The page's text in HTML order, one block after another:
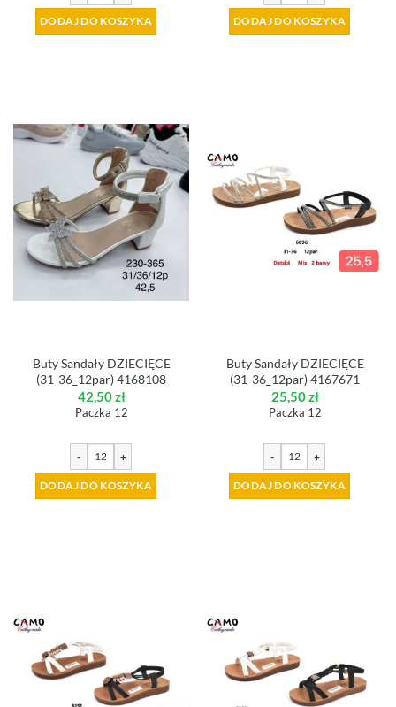
DODAJ DO KOSZYKA DODAJ DO KOSZYKA
Buty Sandały DZIECIĘCE
(31-36_12par) 4168108
42,50zł
Paczka 12
- +
DODAJ DO KOSZYKA
Buty Sandały DZIECIĘCE
(31-36_12par) 4167671
25,50zł
Paczka 12
- +
DODAJ DO KOSZYKA